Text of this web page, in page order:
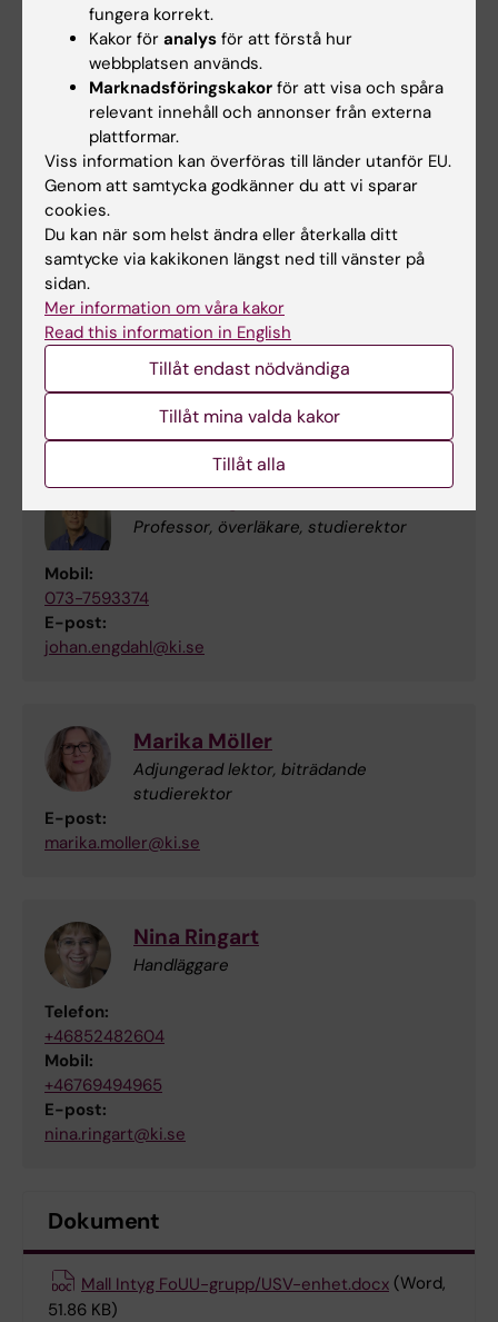
Enligt högskoleförordningen måste
uppföljningav den individuella studieplanen
ske minst en gång per år. Det digitala ISP-
systemet kommer automatiskt att skicka e-
post till doktorand och handledare 11 månader
efter det senaste fastställandet.
Halvtidskontroll
Disputation på KIDS
Administration forskarutbildning
Professor, överläkare, studierektor
Mobil:
073-7593374
E-post:
johan.engdahl@ki.se
Marika Möller
Adjungerad lektor, biträdande
studierektor
E-post:
marika.moller@ki.se
Nina Ringart
Handläggare
Telefon:
+46852482604
Mobil:
+46769494965
E-post:
nina.ringart@ki.se
Dokument
Mall Intyg FoUU-grupp/USV-enhet.docx (Word,
51.86 KB)
fungera korrekt.
Kakor för analys för att förstå hur
webbplatsen används.
Marknadsföringskakor för att visa och spåra
relevant innehåll och annonser från externa
plattformar.
Viss information kan överföras till länder utanför EU.
Genom att samtycka godkänner du att vi sparar
cookies.
Du kan när som helst ändra eller återkalla ditt
samtycke via kakikonen längst ned till vänster på
sidan.
Mer information om våra kakor
Read this information in English
Tillåt endast nödvändiga
Tillåt mina valda kakor
Tillåt alla